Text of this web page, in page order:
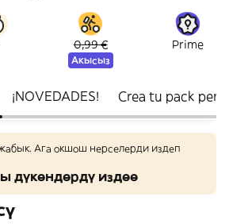
0,99 €
Акысыз
Prime
¡NOVEDADES! Crea tu pack
Ага окшош нерселерди издеп
дүкөндөрдү издөө